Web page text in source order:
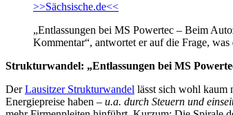
>>Sächsische.de<<
„Entlassungen bei MS Powertec – Beim
Kommentar“, antwortet er auf die Frage,
Strukturwandel: „Entlassungen bei MS
DerLausitzer Strukturwandel lässt sich wohl kaum
Energiepreise haben – u.a. durch Steuern und